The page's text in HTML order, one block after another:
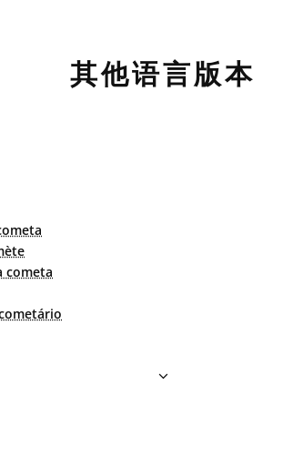
其他语言版本
cometa